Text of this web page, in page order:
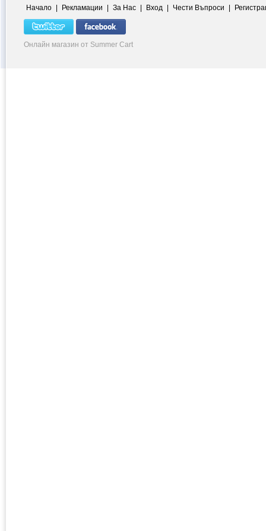
Начало | Рекламации | За Нас | Вход | Чести Въпроси |
Онлайн магазин от Summer Cart